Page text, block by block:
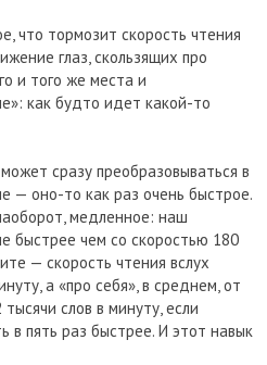
что тормозит скорость чтения
глаз, скользящих про
и того же места и
как будто идет какой-то
сразу преобразовываться в
— оно-то как раз очень быстрое.
медленное: наш
быстрее чем со скоростью 180
— скорость чтения вслух
а «про себя», в среднем, от
слов в минуту, если
в пять раз быстрее. И этот навык